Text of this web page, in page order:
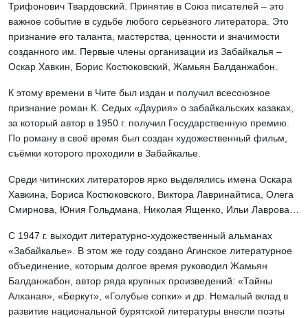
Трифонович Твардовский. Принятие в Союз писателей – это
важное событие в судьбе любого серьёзного литератора. Это
признание его таланта, мастерства, ценности и значимости
созданного им. Первые члены организации из Забайкалья –
Оскар Хавкин, Борис Костюковский, Жамьян Балданжабон.
К этому времени в Чите был издан и получил всесоюзное
признание роман К. Седых «Даурия» о забайкальских казаках,
за который автор в 1950 г. получил Государственную премию.
По роману в своё время был создан художественный фильм,
съёмки которого проходили в Забайкалье.
Среди читинских литераторов ярко выделялись имена Оскара
Хавкина, Бориса Костюковского, Виктора Лавринайтиса, Олега
Смирнова, Юния Гольдмана, Николая Ященко, Ильи Лаврова…
С 1947 г. выходит литературно-художественный альманах
«Забайкалье». В этом же году создано Агинское литературное
объединение, которым долгое время руководил Жамьян
Балданжабон, автор ряда крупных произведений: «Тайны
Алханая», «Беркут», «Голубые сопки» и др. Немалый вклад в
развитие национальной бурятской литературы внесли поэты